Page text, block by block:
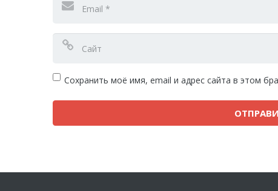
Сохранить моё имя, email и адрес сайта в этом